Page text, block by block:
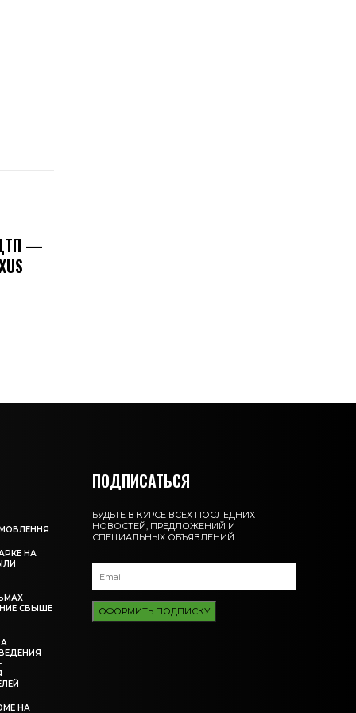
—
НА
СВЫШЕ
НА
ПОДПИСАТЬСЯ
БУДЬТЕ В КУРСЕ ВСЕХ ПОСЛЕДНИХ
НОВОСТЕЙ, ПРЕДЛОЖЕНИЙ И
СПЕЦИАЛЬНЫХ ОБЪЯВЛЕНИЙ.
ОФОРМИТЬ ПОДПИСКУ